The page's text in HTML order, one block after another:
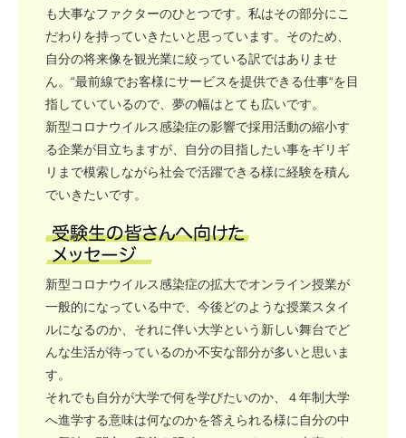
も大事なファクターのひとつです。私はその部分にこ
だわりを持っていきたいと思っています。そのため、
自分の将来像を観光業に絞っている訳ではありませ
ん。“最前線でお客様にサービスを提供できる仕事“を目
指していているので、夢の幅はとても広いです。
新型コロナウイルス感染症の影響で採用活動の縮小す
る企業が目立ちますが、自分の目指したい事をギリギ
リまで模索しながら社会で活躍できる様に経験を積ん
でいきたいです。
新型コロナウイルス感染症の拡大でオンライン授業が
一般的になっている中で、今後どのような授業スタイ
ルになるのか、それに伴い大学という新しい舞台でど
んな生活が待っているのか不安な部分が多いと思いま
す。
それでも自分が大学で何を学びたいのか、４年制大学
へ進学する意味は何なのかを答えられる様に自分の中